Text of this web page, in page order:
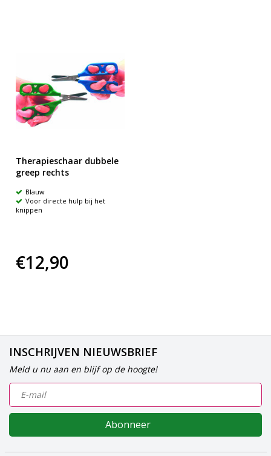
Therapieschaar dubbele
greep rechts
Blauw
Voor directe hulp bij het
knippen
€12,90
INSCHRIJVEN NIEUWSBRIEF
Meld u nu aan en blijf op de hoogte!
Abonneer